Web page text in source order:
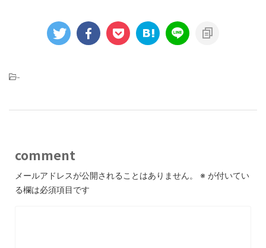
-
comment
メールアドレスが公開されることはありません。 ※ が付いてい
る欄は必須項目です